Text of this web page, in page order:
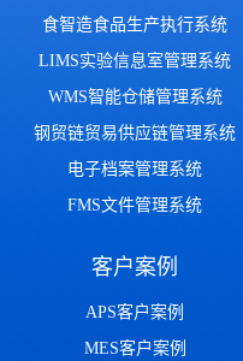
食智造食品生产执行系统
LIMS实验信息室管理系统
WMS智能仓储管理系统
钢贸链贸易供应链管理系统
电子档案管理系统
FMS文件管理系统
客户案例
APS客户案例
MES客户案例